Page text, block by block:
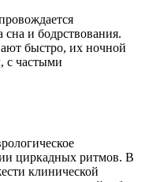
и бодрствования.
быстро, их ночной
с частыми
циркадных ритмов. В
клинической